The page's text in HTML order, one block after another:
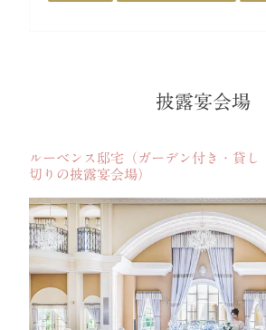
披露宴会場
ルーベンス邸宅（ガーデン付き・貸し
切りの披露宴会場）